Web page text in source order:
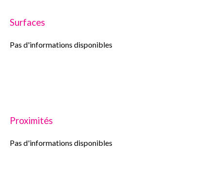
Surfaces
Pas d'informations disponibles
Proximités
Pas d'informations disponibles